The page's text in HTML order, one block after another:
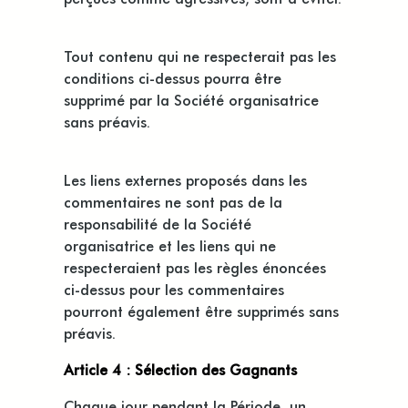
Tout contenu qui ne respecterait pas les
conditions ci-dessus pourra être
supprimé par la Société organisatrice
sans préavis.
Les liens externes proposés dans les
commentaires ne sont pas de la
responsabilité de la Société
organisatrice et les liens qui ne
respecteraient pas les règles énoncées
ci-dessus pour les commentaires
pourront également être supprimés sans
préavis.
Article 4 : Sélection des Gagnants